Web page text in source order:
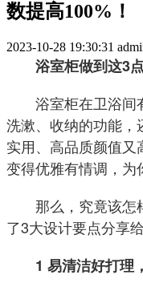
数提高100%！
2023-10-28 19:30:31
浴室柜做到这3
浴室柜在卫浴间
洗漱、收纳的功能，
实用、高品质颜值
变得优雅有情调，为
那么，究竟该怎
了3大设计要点分享
1 易清洁好打理